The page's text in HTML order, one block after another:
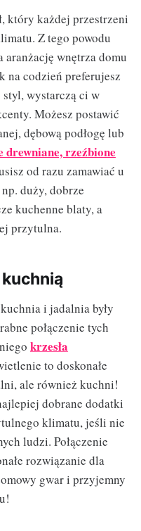
który każdej przestrzeni
Z tego powodu
aranżację wnętrza domu
na codzień preferujesz
wystarczą ci w
Możesz postawić
dębową podłogę lub
drewniane, rzeźbione
od razu zamawiać u
duży, dobrze
kuchenne blaty, a
przytulna.
kuchnią
i jadalnia były
połączenie tych
krzesła
to doskonałe
ale również kuchni!
dobrane dodatki
klimatu, jeśli nie
ludzi. Połączenie
rozwiązanie dla
gwar i przyjemny